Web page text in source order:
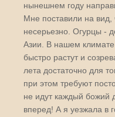
нынешнем году
Мне поставили на вид,
несерьезно. Огурцы -
Азии. В нашем
быстро растут и
лета достаточно для
при этом требуют
не идут каждый божий
вперед! А я уезжала в